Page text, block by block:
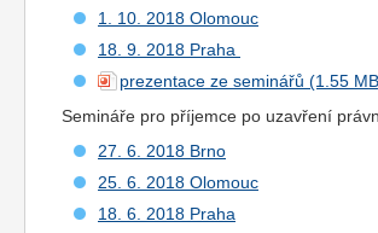
1. 10. 2018 Olomouc
18. 9. 2018 Praha
prezentace ze seminářů
Semináře pro příjemce po uzavření
27. 6. 2018 Brno
25. 6. 2018 Olomouc
18. 6. 2018 Praha